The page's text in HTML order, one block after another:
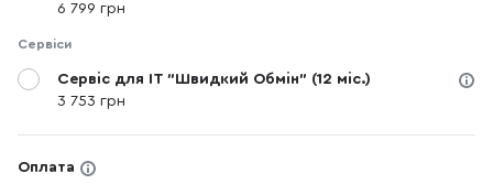
6 799 грн
Сервіси
Сервіс для IT "Швидкий Обмін" (12 міс.)
3 753 грн
Оплата